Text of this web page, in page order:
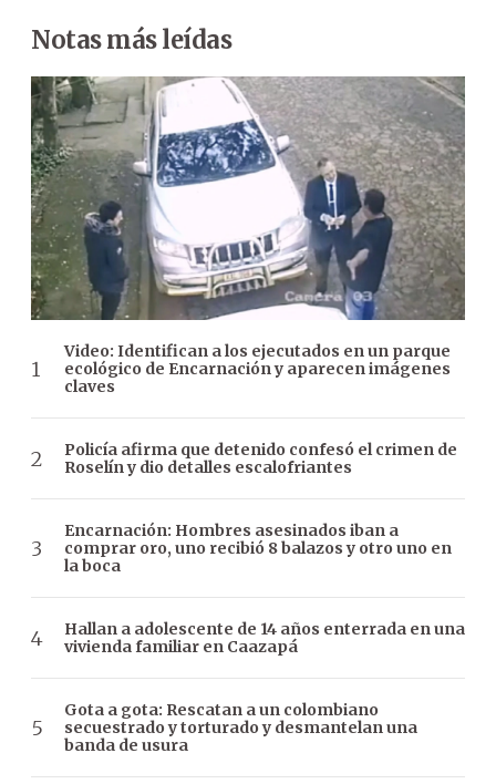
Notas más leídas
Video: Identifican a los ejecutados en un parque
ecológico de Encarnación y aparecen imágenes
claves
Policía afirma que detenido confesó el crimen de
Roselín y dio detalles escalofriantes
Encarnación: Hombres asesinados iban a
comprar oro, uno recibió 8 balazos y otro uno en
la boca
Hallan a adolescente de 14 años enterrada en una
vivienda familiar en Caazapá
Gota a gota: Rescatan a un colombiano
secuestrado y torturado y desmantelan una
banda de usura